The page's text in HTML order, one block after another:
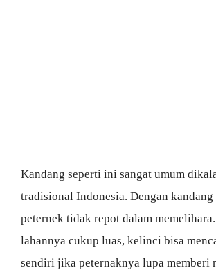
Kandang seperti ini sangat umum
tradisional Indonesia. Dengan
peternek tidak repot dalam
lahannya cukup luas, kelinci bisa
sendiri jika peternaknya lupa memberi